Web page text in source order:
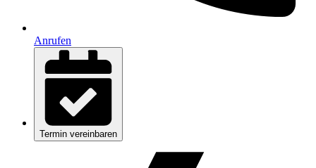
Anrufen
Termin vereinbaren